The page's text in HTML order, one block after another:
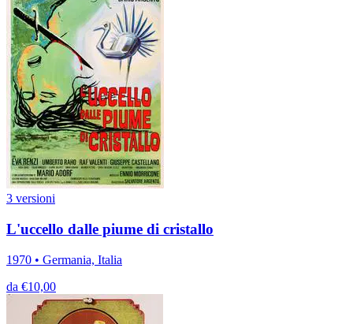
3 versioni
L'uccello dalle piume di cristallo
1970 • Germania, Italia
da €10,00